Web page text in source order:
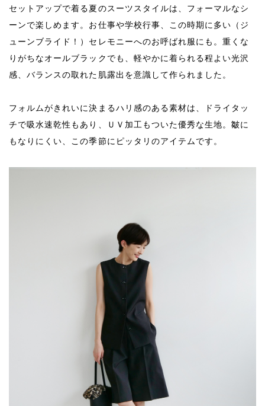
セットアップで着る夏のスーツスタイルは、フォーマルなシ
ーンで楽しめます。お仕事や学校行事、この時期に多い（ジ
ューンブライド！）セレモニーへのお呼ばれ服にも。重くな
りがちなオールブラックでも、軽やかに着られる程よい光沢
感、バランスの取れた肌露出を意識して作られました。
フォルムがきれいに決まるハリ感のある素材は、ドライタッ
チで吸水速乾性もあり、ＵＶ加工もついた優秀な生地。皺に
もなりにくい、この季節にピッタリのアイテムです。